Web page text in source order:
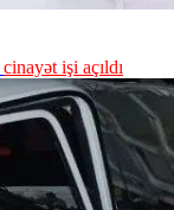
cinayət işi açıldı